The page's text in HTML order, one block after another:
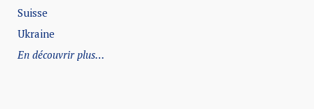
Suisse
Ukraine
En découvrir plus…